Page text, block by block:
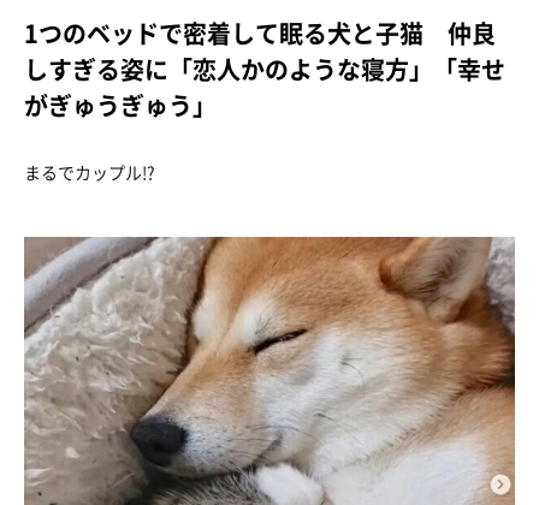
1つのベッドで密着して眠る犬と子猫 仲良
しすぎる姿に「恋人かのような寝方」「幸せ
がぎゅうぎゅう」
まるでカップル!?